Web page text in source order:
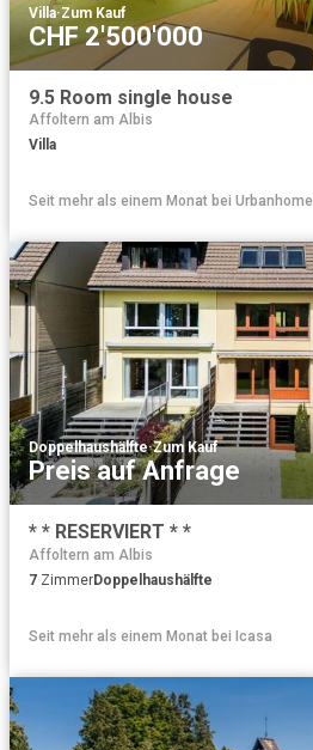
Villa·Zum Kauf
CHF 2'500'000
9.5 Room single house
Affoltern am Albis
Villa
Seit mehr als einem Monat bei Urbanhome
Doppelhaushälfte·Zum Kauf
Preis auf Anfrage
* * RESERVIERT * *
Affoltern am Albis
7 ZimmerDoppelhaushälfte
Seit mehr als einem Monat bei Icasa